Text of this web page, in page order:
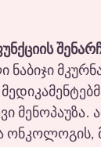
ნაბიჯი
მენოპაუზა.